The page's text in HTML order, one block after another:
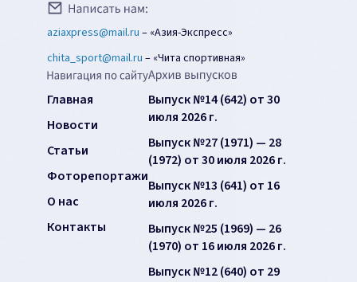
aziaxpress@mail.ru – «Азия-Экспресс»
chita_sport@mail.ru – «Чита спортивная»
Главная
Новости
Статьи
Фоторепортажи
О нас
Контакты
Выпуск №14 (642) от 30
июля 2026 г.
Выпуск №27 (1971) — 28
(1972) от 30 июля 2026 г.
Выпуск №13 (641) от 16
июля 2026 г.
Выпуск №25 (1969) — 26
(1970) от 16 июля 2026 г.
Выпуск №12 (640) от 29